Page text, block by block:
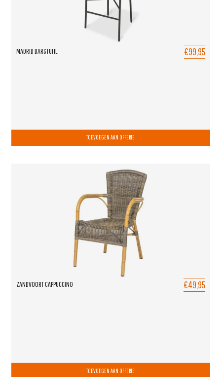
MADRID BARSTUHL €99,95
TOEVOEGEN AAN OFFERTE
ZANDVOORT CAPPUCCINO €49,95
TOEVOEGEN AAN OFFERTE